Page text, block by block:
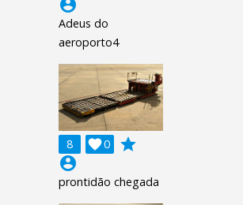
account_circle
Adeus do
aeroporto4
8 0

grade
account_circle
prontidão chegada